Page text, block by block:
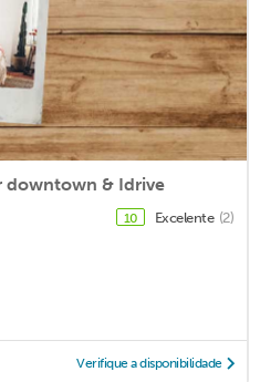
downtown & Idrive
10 Excelente (2)
Verifique a disponibilidade